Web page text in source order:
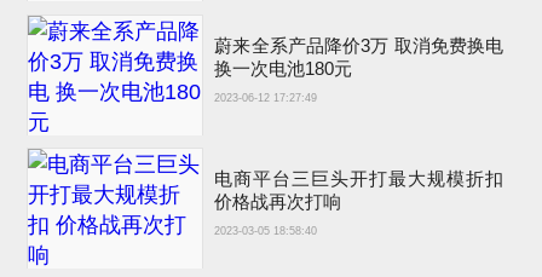
蔚来全系产品降价3万 取消免费换电
换一次电池180元
2023-06-12 17:27:49
电商平台三巨头开打最大规模折扣
价格战再次打响
2023-03-05 18:58:40